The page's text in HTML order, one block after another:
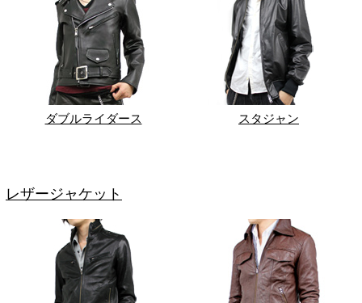
ダブルライダース スタジャン
レザージャケット